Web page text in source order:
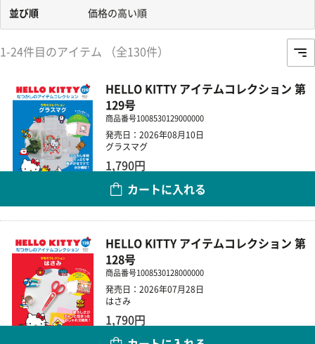
並び順 価格の高い順
1-24件目のアイテム （全130件）
HELLO KITTY アイテムコレクション 第
129号
商品番号1008530129000000
発売日：2026年08月10日
グラスマグ
1,790円
カートに入れる
HELLO KITTY アイテムコレクション 第
128号
商品番号1008530128000000
発売日：2026年07月28日
はさみ
1,790円